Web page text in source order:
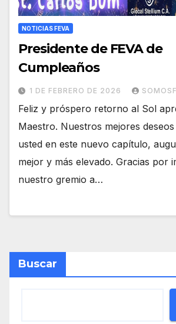
NOTICIAS FEVA
Presidente de FEVA de
Cumpleaños
1 DE FEBRERO DE 2026
Feliz y próspero retorno al Sol
Maestro. Nuestros mejores
usted en este nuevo capítulo,
mejor y más elevado. Gracias por
nuestro gremio a…
Buscar